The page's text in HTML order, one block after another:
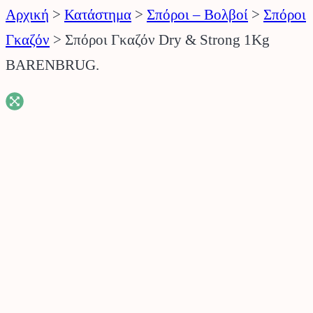
Αρχική > Κατάστημα > Σπόροι – Βολβοί > Σπόροι
Γκαζόν > Σπόροι Γκαζόν Dry & Strong 1Kg
BARENBRUG.